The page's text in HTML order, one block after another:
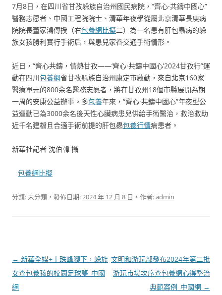
7月8日，在四川省甘孜躲族自治州國民病院，“齊心·共鑄中國心”
醫務志愿者、中國工程院院士、清華年夜學從屬北京清華長庚病
院院長董家鴻傳授（右包養網比擬二）為一名患有肝包蟲病的躲
族女孩勝利實行手術后，與患兒家眷交通手術情形。
近日，“齊心共鑄，情熱甘孜——‘齊心·共鑄中國心’2024甘孜行”運
動在四川包養網省甘孜躲族自治州康定市啟動，來自北京160家
醫療單元的800余名醫務志愿者，將在甘孜州18個市縣展開為期
一周的安康公益辦事。多包養年來，“齊心·共鑄中國心”年夜型公
益運動已為3000余名後天性心臟病患兒供給手術醫治，救治救助
近千名建檔且合適手術前提的肝包蟲包養行情病患者。
新華社記者 沈伯韓 攝
包養網比擬
分類: 未分類，發佈日期:2024 年 12 月 8 日 ，作者:admin
文
章
導
← 新華全媒+丨珠峰腳下，躲族
女查包養孩的校園足球夢_中國
網
文明和游玩部發布2024年第二批
游玩市場次序查包養網心得整治
典範案例_中國網 →